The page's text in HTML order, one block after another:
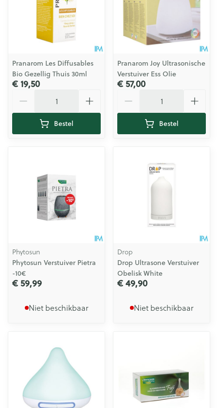
Pranarom Les Diffusables
Bio Gezellig Thuis 30ml
€ 19,50
Bestel
Pranarom Joy Ultrasonische
Verstuiver Ess Olie
€ 57,00
Bestel
Phytosun
Phytosun Verstuiver Pietra
-10€
€ 59,99
Niet beschikbaar
Drop
Drop Ultrasone Verstuiver
Obelisk White
€ 49,90
Niet beschikbaar